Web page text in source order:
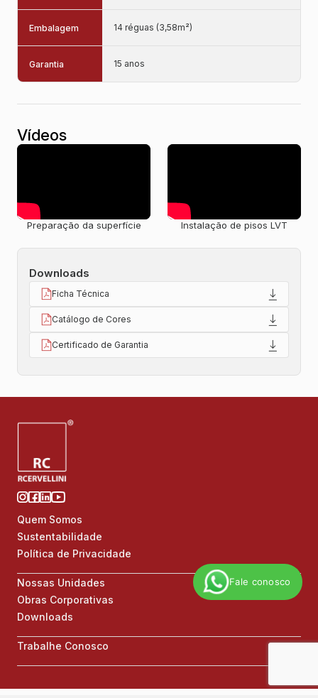
Fale conosco
Embalagem 14 réguas (3,58m²)
Garantia 15 anos
Vídeos
Preparação da superfície Instalação de pisos LVT
Downloads
Ficha Técnica
Catálogo de Cores
Certificado de Garantia
Quem Somos
Sustentabilidade
Política de Privacidade
Nossas Unidades
Obras Corporativas
Downloads
Trabalhe Conosco